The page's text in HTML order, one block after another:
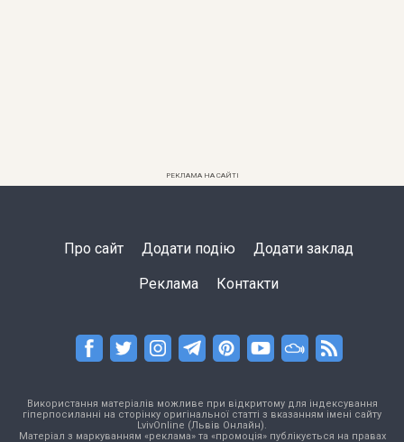
РЕКЛАМА НА САЙТІ
Про сайт Додати подію Додати заклад
Реклама Контакти
Використання матеріалів можливе при відкритому для індексування
гіперпосиланні на сторінку оригінальної статті з вказанням імені сайту
LvivOnline (Львів Онлайн).
Матеріал з маркуванням «реклама» та «промоція» публікується на правах